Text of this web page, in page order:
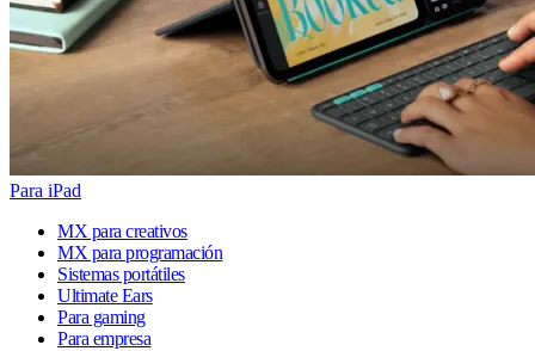
Para iPad
MX para creativos
MX para programación
Sistemas portátiles
Ultimate Ears
Para gaming
Para empresa